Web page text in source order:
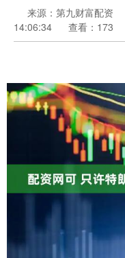
来源：第九财富配资
14:06:34
查看：173